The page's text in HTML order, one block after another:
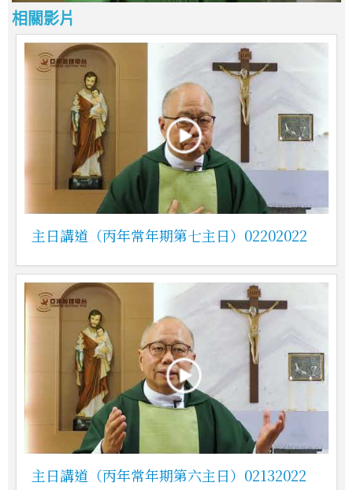
相關影片
主日講道（丙年常年期第七主日）02202022
主日講道（丙年常年期第六主日）02132022